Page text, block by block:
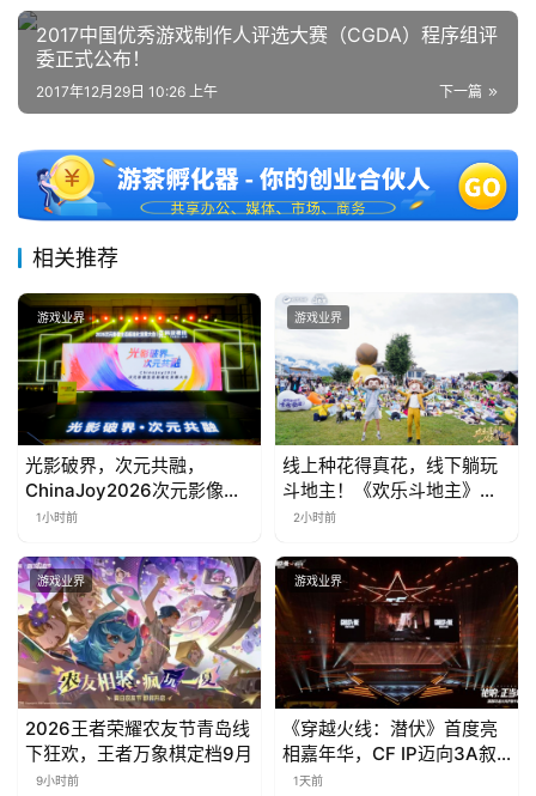
文
中
国
2017中国优秀游戏制作人评选大赛（CGDA）程序组评
委正式公布！
下一篇
2017年12月29日 10:26 上午
相关推荐
游戏业界
光影破界，次元共融，
ChinaJoy2026次元影像生
态标准化发展大会盛大召开
1小时前
游戏业界
线上种花得真花，线下躺玩
斗地主！《欢乐斗地主》欢
乐中国行·云南站精彩盘点
2小时前
游戏业界
2026王者荣耀农友节青岛线
下狂欢，王者万象棋定档9月
9小时前
游戏业界
《穿越火线：潜伏》首度亮
相嘉年华，CF IP迈向3A叙
事新高度
1天前